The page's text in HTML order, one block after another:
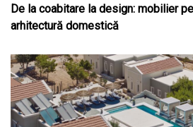
De la coabitare la design: mobilier
arhitectură domestică